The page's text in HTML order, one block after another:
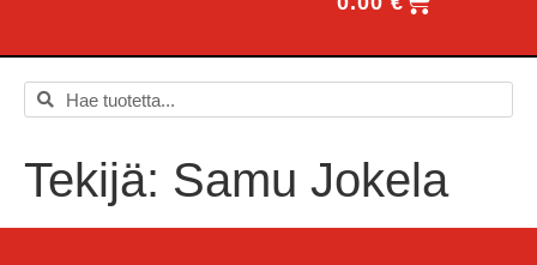
Tekijä: Samu Jokela